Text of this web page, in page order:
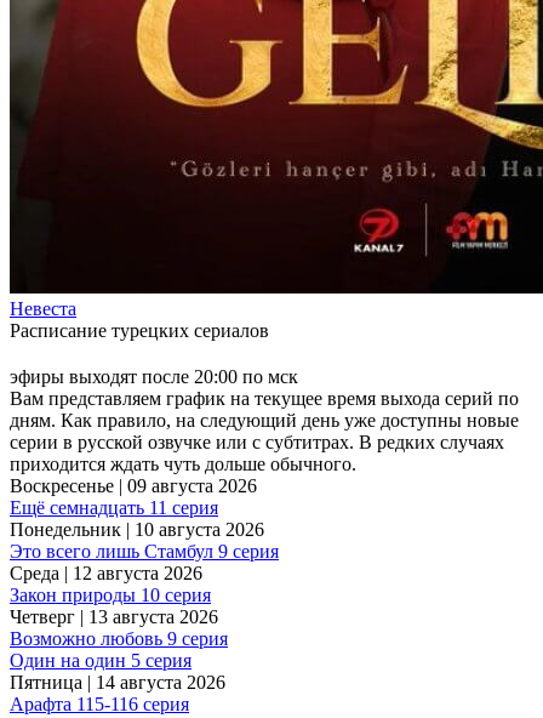
Невеста
Расписание турецких сериалов
эфиры выходят после 20:00 по мск
Вам представляем график на текущее время выхода серий по
дням. Как правило, на следующий день уже доступны новые
серии в русской озвучке или с субтитрах. В редких случаях
приходится ждать чуть дольше обычного.
Воскресенье | 09 августа 2026
Ещё семнадцать 11 серия
Понедельник | 10 августа 2026
Это всего лишь Стамбул 9 серия
Среда | 12 августа 2026
Закон природы 10 серия
Четверг | 13 августа 2026
Возможно любовь 9 серия
Один на один 5 серия
Пятница | 14 августа 2026
Арафта 115-116 серия